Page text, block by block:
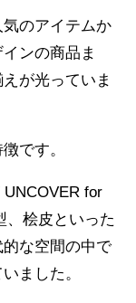
のアイテムか
ンの商品ま
が光っていま
です。
for
、桧皮といった
な空間の中で
ました。